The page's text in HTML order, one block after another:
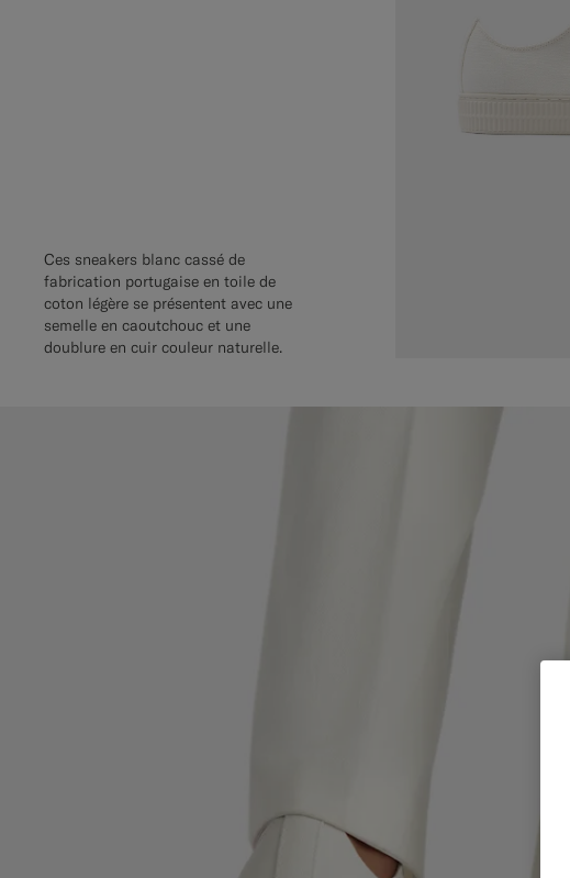
Ces sneakers blanc cassé de
fabrication portugaise en toile de
coton légère se présentent avec une
semelle en caoutchouc et une
doublure en cuir couleur naturelle.